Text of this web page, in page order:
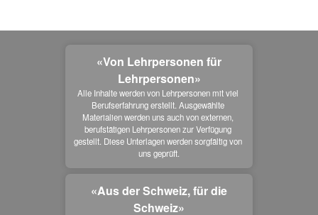
«Von Lehrpersonen für
Lehrpersonen»
Alle Inhalte werden von Lehrpersonen mit viel
Berufserfahrung erstellt. Ausgewählte
Materialien werden uns auch von externen,
berufstätigen Lehrpersonen zur Verfügung
gestellt. Diese Unterlagen werden sorgfältig von
uns geprüft.
«Aus der Schweiz, für die
Schweiz»